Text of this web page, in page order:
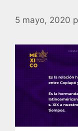
5 mayo, 2020